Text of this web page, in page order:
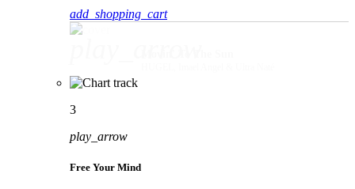
add_shopping_cart
3
play_arrow
Free Your Mind